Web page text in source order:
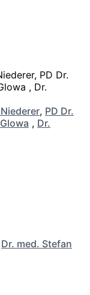
, PD Dr.
, Dr.
Dr. med. Stefan